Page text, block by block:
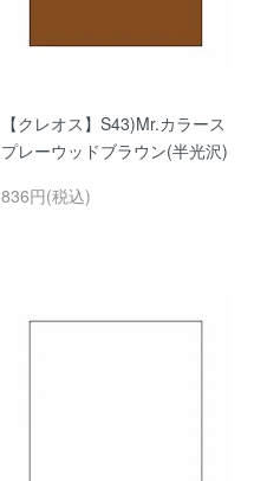
【クレオス】S43)Mr.カラース
プレーウッドブラウン(半光沢)
836円(税込)